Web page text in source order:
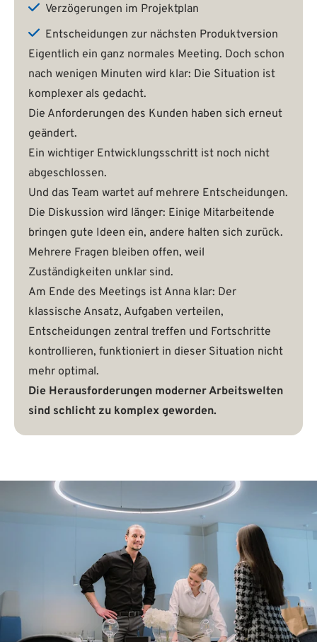
Verzögerungen im Projektplan
Entscheidungen zur nächsten Produktversion
Eigentlich ein ganz normales Meeting. Doch schon
nach wenigen Minuten wird klar: Die Situation ist
komplexer als gedacht.
Die Anforderungen des Kunden haben sich erneut
geändert.
Ein wichtiger Entwicklungsschritt ist noch nicht
abgeschlossen.
Und das Team wartet auf mehrere Entscheidungen.
Die Diskussion wird länger: Einige Mitarbeitende
bringen gute Ideen ein, andere halten sich zurück.
Mehrere Fragen bleiben offen, weil
Zuständigkeiten unklar sind.
Am Ende des Meetings ist Anna klar: Der
klassische Ansatz, Aufgaben verteilen,
Entscheidungen zentral treffen und Fortschritte
kontrollieren, funktioniert in dieser Situation nicht
mehr optimal.
Die Herausforderungen moderner Arbeitswelten
sind schlicht zu komplex geworden.